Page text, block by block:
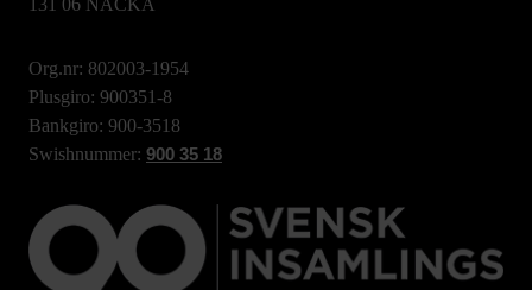
131 06 NACKA
Org.nr: 802003-1954
Plusgiro: 900351-8
Bankgiro: 900-3518
Swishnummer: 900 35 18